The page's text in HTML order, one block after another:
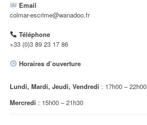
d
'
a
r
t
i
Email
colmar-escrime@wanadoo.fr
Téléphone
+33 (0)3 89 23 17 86
Horaires d’ouverture
Lundi, Mardi, Jeudi, Vendredi : 17h00 – 22h00
Mercredi : 15h00 – 21h30